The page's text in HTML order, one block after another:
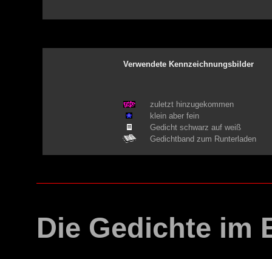
Verwendete Kennzeichnungsbilder
zuletzt hinzugekommen
klein aber fein
Gedicht schwarz auf weiß
Gedichtband zum Runterladen
Die Gedichte im